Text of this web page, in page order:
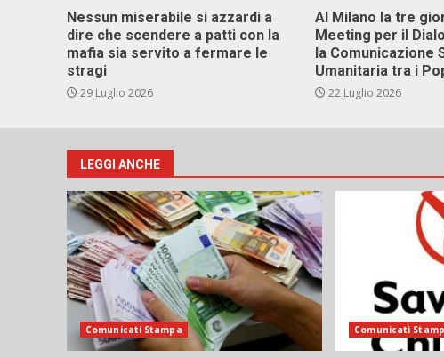
Nessun miserabile si azzardi a
dire che scendere a patti con la
mafia sia servito a fermare le
stragi
29 Luglio 2026
Al Milano la tre
Meeting per il
la Comunicazione
Umanitaria tra i
22 Luglio 2026
LEGGI ANCHE
Comunicati Stampa Comunicati